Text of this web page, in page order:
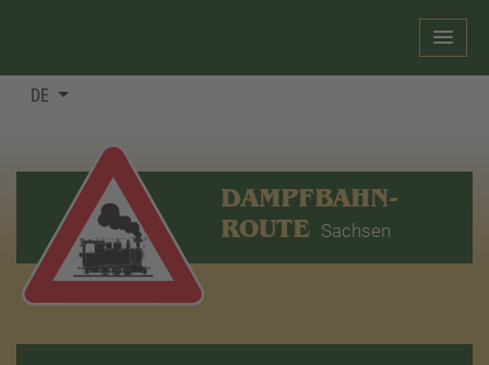
DE
DAMPFBAHN-
ROUTE Sachsen